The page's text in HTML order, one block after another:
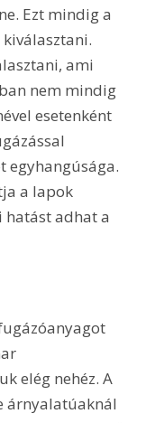
Ezt mindig a
ami
nem mindig
esetenként
a lapok
hatást adhat a
elég nehéz. A
árnyalatúaknál